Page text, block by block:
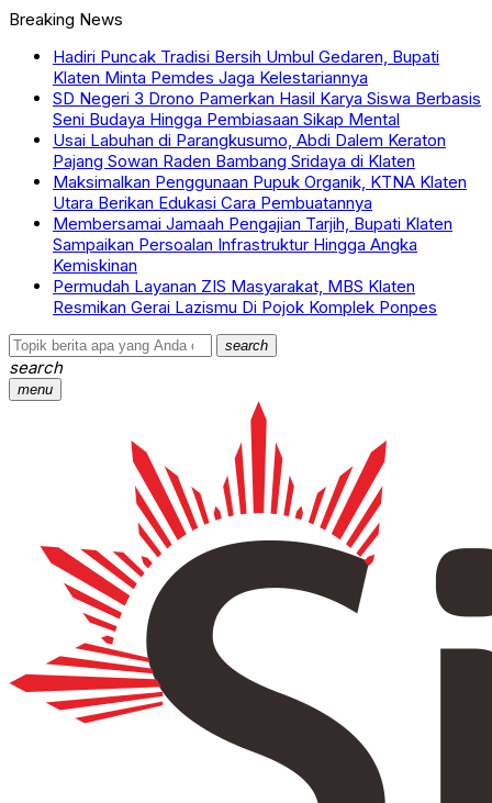
Breaking News
Hadiri Puncak Tradisi Bersih Umbul Gedaren, Bupati
Klaten Minta Pemdes Jaga Kelestariannya
SD Negeri 3 Drono Pamerkan Hasil Karya Siswa Berbasis
Seni Budaya Hingga Pembiasaan Sikap Mental
Usai Labuhan di Parangkusumo, Abdi Dalem Keraton
Pajang Sowan Raden Bambang Sridaya di Klaten
Maksimalkan Penggunaan Pupuk Organik, KTNA Klaten
Utara Berikan Edukasi Cara Pembuatannya
Membersamai Jamaah Pengajian Tarjih, Bupati Klaten
Sampaikan Persoalan Infrastruktur Hingga Angka
Kemiskinan
Permudah Layanan ZIS Masyarakat, MBS Klaten
Resmikan Gerai Lazismu Di Pojok Komplek Ponpes
search
search
menu